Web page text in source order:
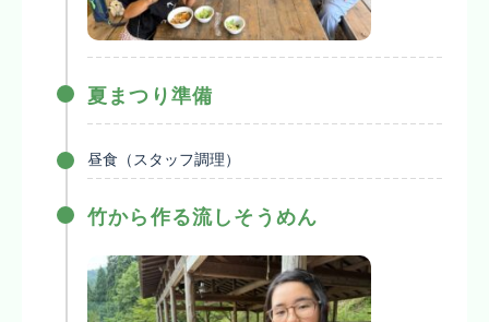
夏まつり準備
昼食（スタッフ調理）
竹から作る流しそうめん